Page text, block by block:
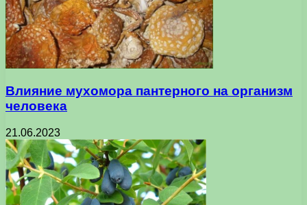
Влияние мухомора пантерного на организм
человека
21.06.2023